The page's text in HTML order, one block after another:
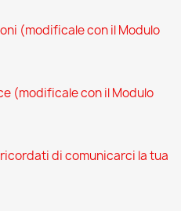
(modificale con il Modulo
(modificale con il Modulo
di comunicarci la tua